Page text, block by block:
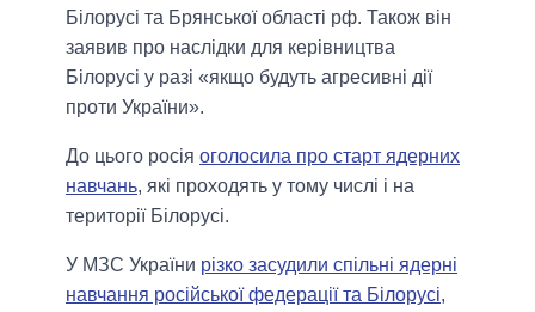
Білорусі та Брянської області рф. Також він
заявив про наслідки для керівництва
Білорусі у разі «якщо будуть агресивні дії
проти України».
До цього росія оголосила про старт ядерних
навчань, які проходять у тому числі і на
території Білорусі.
У МЗС України різко засудили спільні ядерні
навчання російської федерації та Білорусі,